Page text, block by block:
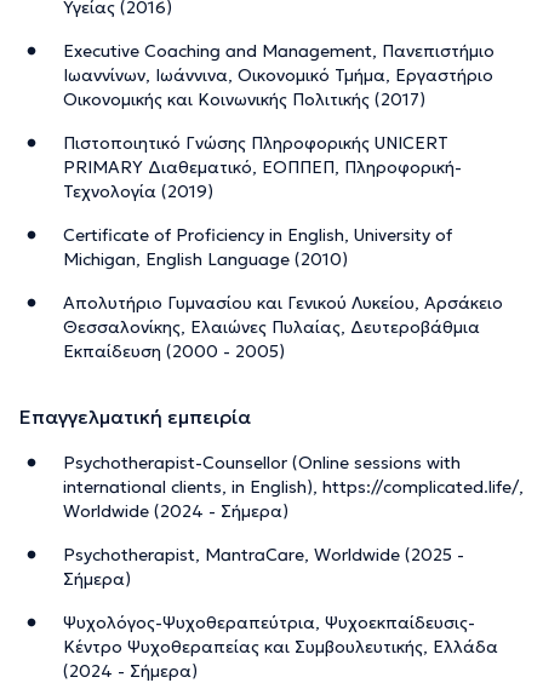
Υγείας (2016)
Executive Coaching and Management, Πανεπιστήμιο
Ιωαννίνων, Ιωάννινα, Οικονομικό Τμήμα, Εργαστήριο
Οικονομικής και Κοινωνικής Πολιτικής (2017)
Πιστοποιητικό Γνώσης Πληροφορικής UNICERT
PRIMARY Διαθεματικό, ΕΟΠΠΕΠ, Πληροφορική-
Τεχνολογία (2019)
Certificate of Proficiency in English, University of
Michigan, English Language (2010)
Απολυτήριο Γυμνασίου και Γενικού Λυκείου, Αρσάκειο
Θεσσαλονίκης, Ελαιώνες Πυλαίας, Δευτεροβάθμια
Εκπαίδευση (2000 - 2005)
Επαγγελματική εμπειρία
Psychotherapist-Counsellor (Online sessions with
international clients, in English), https://complicated.life/,
Worldwide (2024 - Σήμερα)
Psychotherapist, MantraCare, Worldwide (2025 -
Σήμερα)
Ψυχολόγος-Ψυχοθεραπεύτρια, Ψυχοεκπαίδευσις-
Κέντρο Ψυχοθεραπείας και Συμβουλευτικής, Ελλάδα
(2024 - Σήμερα)